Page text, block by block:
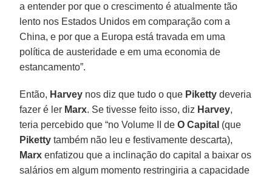
a entender por que o crescimento é atualmente tão
lento nos Estados Unidos em comparação com a
China, e por que a Europa está travada em uma
política de austeridade e em uma economia de
estancamento”.
Então, Harvey nos diz que tudo o que Piketty deveria
fazer é ler Marx. Se tivesse feito isso, diz Harvey,
teria percebido que “no Volume II deO Capital (que
Piketty também não leu e festivamente descarta),
Marx enfatizou que a inclinação do capital a baixar os
salários em algum momento restringiria a capacidade